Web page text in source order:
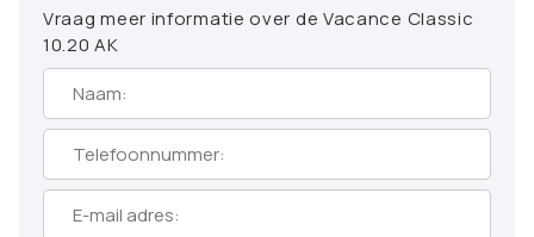
Vraag meer informatie over de Vacance Classic
10.20 AK